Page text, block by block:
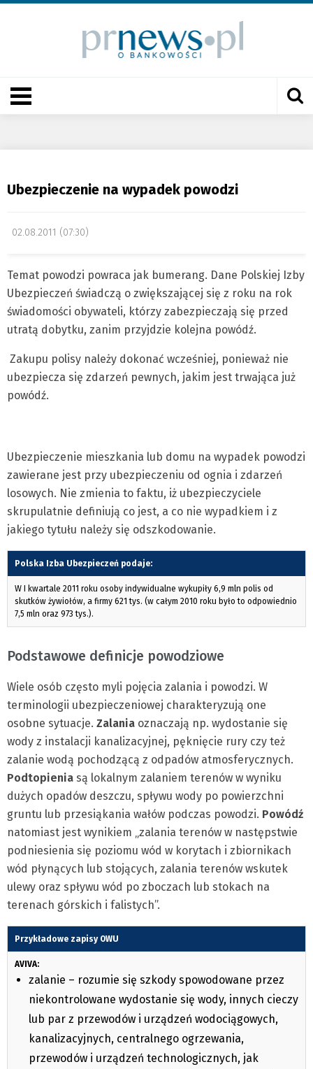
Ubezpieczenie na wypadek powodzi
02.08.2011 (07:30)
Temat powodzi powraca jak bumerang. Dane Polskiej Izby
Ubezpieczeń świadczą o zwiększającej się z roku na rok
świadomości obywateli, którzy zabezpieczają się przed
utratą dobytku, zanim przyjdzie kolejna powódź.
Zakupu polisy należy dokonać wcześniej, ponieważ nie
ubezpiecza się zdarzeń pewnych, jakim jest trwająca już
powódź.
Ubezpieczenie mieszkania lub domu na wypadek powodzi
zawierane jest przy ubezpieczeniu od ognia i zdarzeń
losowych. Nie zmienia to faktu, iż ubezpieczyciele
skrupulatnie definiują co jest, a co nie wypadkiem i z
jakiego tytułu należy się odszkodowanie.
Polska Izba Ubezpieczeń podaje:
W I kwartale 2011 roku osoby indywidualne wykupiły 6,9 mln polis od
skutków żywiołów, a firmy 621 tys. (w całym 2010 roku było to odpowiednio
7,5 mln oraz 973 tys.).
Podstawowe definicje powodziowe
Wiele osób często myli pojęcia zalania i powodzi. W
terminologii ubezpieczeniowej charakteryzują one
osobne sytuacje. Zalania oznaczają np. wydostanie się
wody z instalacji kanalizacyjnej, pęknięcie rury czy też
zalanie wodą pochodzącą z odpadów atmosferycznych.
Podtopienia są lokalnym zalaniem terenów w wyniku
dużych opadów deszczu, spływu wody po powierzchni
gruntu lub przesiąkania wałów podczas powodzi. Powódź
natomiast jest wynikiem „zalania terenów w następstwie
podniesienia się poziomu wód w korytach i zbiornikach
wód płynących lub stojących, zalania terenów wskutek
ulewy oraz spływu wód po zboczach lub stokach na
terenach górskich i falistych”.
Przykładowe zapisy OWU
AVIVA:
zalanie – rozumie się szkody spowodowane przez
niekontrolowane wydostanie się wody, innych cieczy
lub par z przewodów i urządzeń wodociągowych,
kanalizacyjnych, centralnego ogrzewania,
przewodów i urządzeń technologicznych, jak